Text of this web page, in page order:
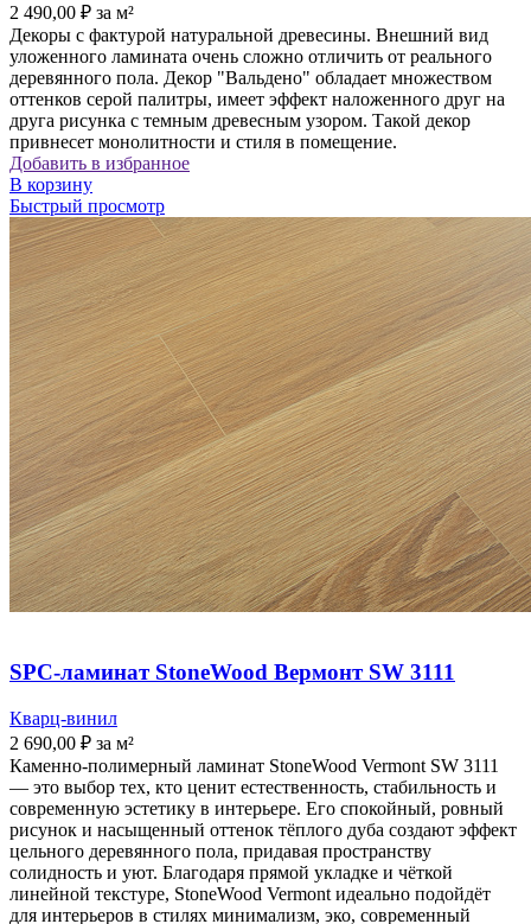
2 490,00 ₽ за м²
Декоры с фактурой натуральной древесины. Внешний вид
уложенного ламината очень сложно отличить от реального
деревянного пола. Декор "Вальдено" обладает множеством
оттенков серой палитры, имеет эффект наложенного друг на
друга рисунка с темным древесным узором. Такой декор
привнесет монолитности и стиля в помещение.
Добавить в избранное
В корзину
Быстрый просмотр
SPC-ламинат StoneWood Вермонт SW 3111
Кварц-винил
2 690,00 ₽ за м²
Каменно-полимерный ламинат StoneWood Vermont SW 3111
— это выбор тех, кто ценит естественность, стабильность и
современную эстетику в интерьере. Его спокойный, ровный
рисунок и насыщенный оттенок тёплого дуба создают эффект
цельного деревянного пола, придавая пространству
солидность и уют. Благодаря прямой укладке и чёткой
линейной текстуре, StoneWood Vermont идеально подойдёт
для интерьеров в стилях минимализм, эко, современный